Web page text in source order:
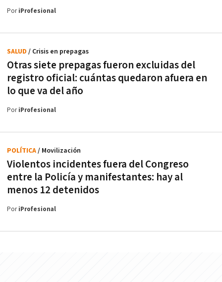
PoriProfesional
Otras siete prepagas fueron excluidas del
registro oficial: cuántas quedaron afuera en
lo que va del año
SALUD / Crisis en prepagas
PoriProfesional
Violentos incidentes fuera del Congreso
entre la Policía y manifestantes: hay al
menos 12 detenidos
POLÍTICA/ Movilización
PoriProfesional